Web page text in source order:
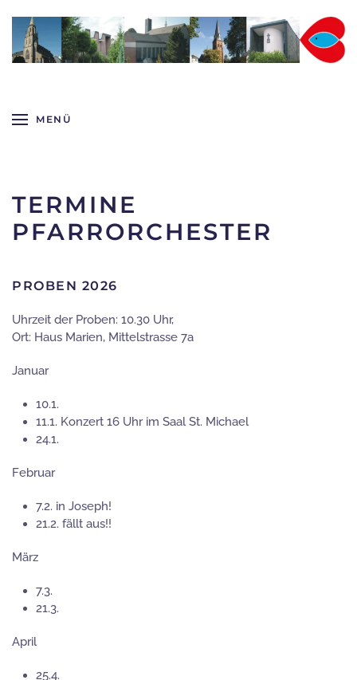
Zum Hauptinhalt springen
MENÜ
TERMINE
PFARRORCHESTER
PROBEN 2026
Uhrzeit der Proben: 10.30 Uhr,
Ort: Haus Marien, Mittelstrasse 7a
Januar
10.1.
11.1. Konzert 16 Uhr im Saal St. Michael
24.1.
Februar
7.2. in Joseph!
21.2. fällt aus!!
März
7.3.
21.3.
April
25.4.